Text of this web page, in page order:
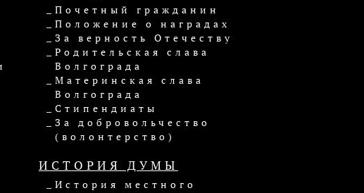
Почетный гражданин
Положение о наградах
За верность Отечеству
Родительская слава
Волгограда
Материнская слава
Волгограда
Стипендиаты
За добровольчество
(волонтерство)
ИСТОРИЯ ДУМЫ
История местного